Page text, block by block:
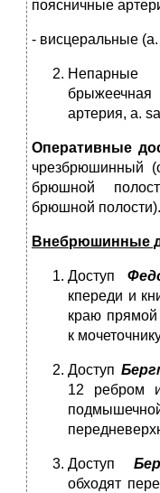
поясничные
- висцеральные
артерия, а.
Оперативные
чрезбрюшинный
брюшной
брюшной полости).
Внебрюшинные
Доступ
кпереди и
краю
к
Доступ
12 ребром
Доступ
обходят